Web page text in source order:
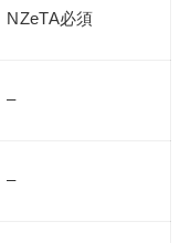
NZeTA必須
–
–